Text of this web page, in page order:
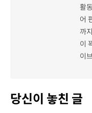
활
어
까
이
이
당신이 놓친 글